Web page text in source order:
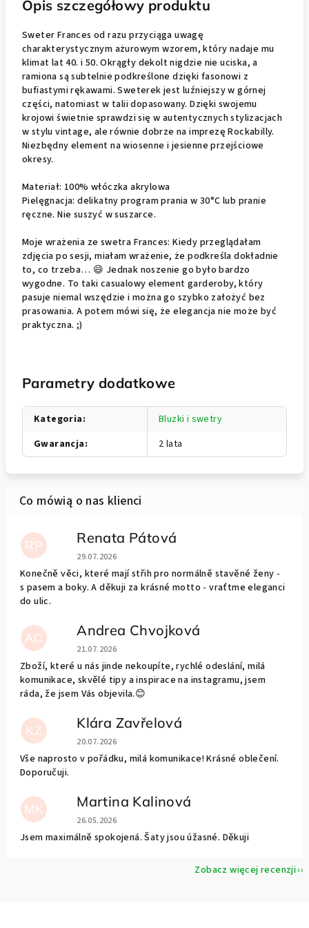
Opis szczegółowy produktu
Sweter Frances od razu przyciąga uwagę
charakterystycznym ażurowym wzorem, który nadaje mu
klimat lat 40. i 50. Okrągły dekolt nigdzie nie uciska, a
ramiona są subtelnie podkreślone dzięki fasonowi z
bufiastymi rękawami. Sweterek jest luźniejszy w górnej
części, natomiast w talii dopasowany. Dzięki swojemu
krojowi świetnie sprawdzi się w autentycznych stylizacjach
w stylu vintage, ale równie dobrze na imprezę Rockabilly.
Niezbędny element na wiosenne i jesienne przejściowe
okresy.
Materiał: 100% włóczka akrylowa
Pielęgnacja: delikatny program prania w 30°C lub pranie
ręczne. Nie suszyć w suszarce.
Moje wrażenia ze swetra Frances: Kiedy przeglądałam
zdjęcia po sesji, miałam wrażenie, że podkreśla dokładnie
to, co trzeba… 😄 Jednak noszenie go było bardzo
wygodne. To taki casualowy element garderoby, który
pasuje niemal wszędzie i można go szybko założyć bez
prasowania. A potem mówi się, że elegancja nie może być
praktyczna. ;)
Parametry dodatkowe
Kategoria:
Bluzki i swetry
Gwarancja: 2 lata
RP Renata Pátová
Ocena sklepu to 5 na 5 gwiazdek.
29.07.2026
Konečně věci, které mají střih pro normálně stavěné ženy -
s pasem a boky. A děkuji za krásné motto - vraťtme eleganci
do ulic.
AC Andrea Chvojková
Ocena sklepu to 5 na 5 gwiazdek.
21.07.2026
Zboží, které u nás jinde nekoupíte, rychlé odeslání, milá
komunikace, skvělé tipy a inspirace na instagramu, jsem
ráda, že jsem Vás objevila.😊
KZ Klára Zavřelová
Ocena sklepu to 5 na 5 gwiazdek.
20.07.2026
Vše naprosto v pořádku, milá komunikace! Krásné oblečení.
Doporučuji.
MK Martina Kalinová
Ocena sklepu to 5 na 5 gwiazdek.
26.05.2026
Jsem maximálně spokojená. Šaty jsou úžasné. Děkuji
Zobacz więcej recenzji